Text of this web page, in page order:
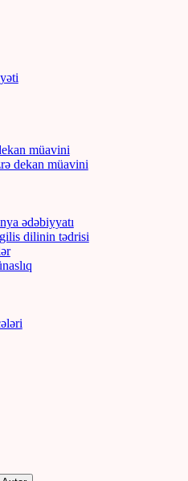
müavini
dekan müavini
ədəbiyyatı
dilinin tədrisi